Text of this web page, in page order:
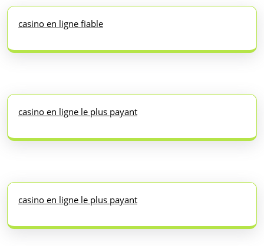
casino en ligne fiable
casino en ligne le plus payant
casino en ligne le plus payant